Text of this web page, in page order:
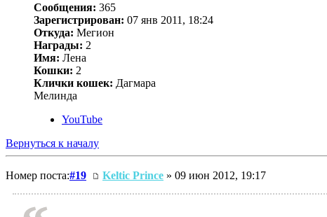
Сообщения: 365
Зарегистрирован: 07 янв 2011, 18:24
Откуда: Мегион
Награды: 2
Имя: Лена
Кошки: 2
Клички кошек: Дагмара
Мелинда
YouTube
Вернуться к началу
Номер поста:#19 Keltic Prince » 09 июн 2012, 19:17